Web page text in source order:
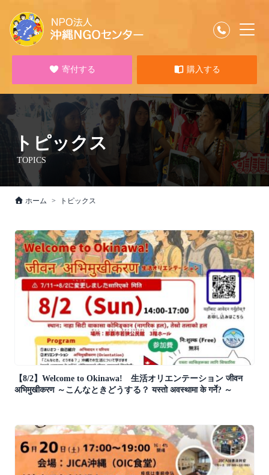
寄付する 購入する
トピックス
TOPICS
ホーム トピックス
【8/2】Welcome to Okinawa! 生活オリエンテーション जीवन
अभिमुखीकरण ～こんなときどうする？ यस्तो अवस्थामा के गर्ने? ～